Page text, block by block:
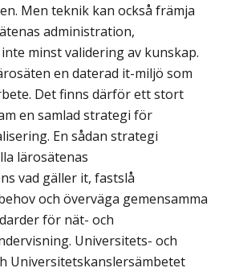
Men teknik kan också främja
administration,
minst validering av kunskap.
en daterad it-miljö som
Det finns därför ett stort
en samlad strategi för
En sådan strategi
lärosätenas
vad gäller it, fastslå
och överväga gemensamma
för nät- och
Universitets- och
Universitetskanslersämbetet